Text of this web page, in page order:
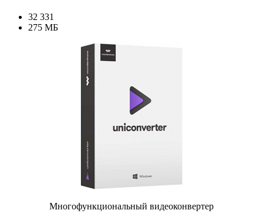
32 331
275 МБ
Многофункциональный видеоконвертер